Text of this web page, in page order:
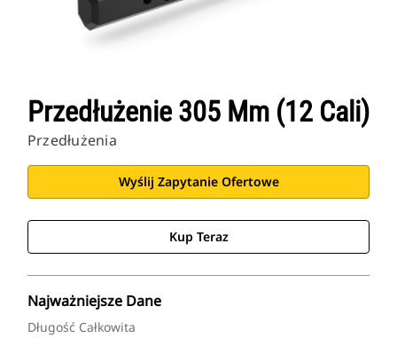
Przedłużenie 305 Mm (12 Cali)
Przedłużenia
Wyślij Zapytanie Ofertowe
Kup Teraz
Najważniejsze Dane
Długość Całkowita